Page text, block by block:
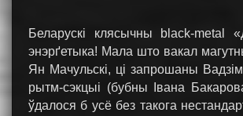
Беларускі клясычны black-metal
энэрґетыка! Мала што вакал
Ян Мачульскі, ці запрошаны
рытм-сэкцыі (бубны Івана
ўдалося б усё без такога